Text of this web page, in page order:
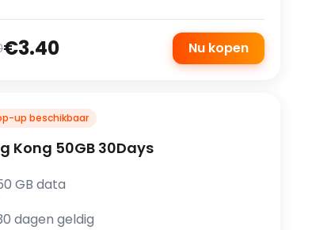
€3.40 Nu kopen
up beschikbaar
Kong 50GB 30Days
GB data
dagen geldig